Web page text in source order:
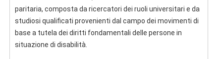
paritaria, composta da ricercatori dei ruoli universitari e da
studiosi qualificati provenienti dal campo dei movimenti di
base a tutela dei diritti fondamentali delle persone in
situazione di disabilità.